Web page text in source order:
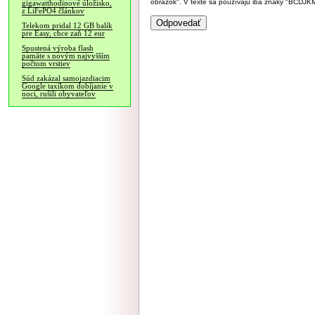
gigawatthodinové úložisko,
z LiFePO4 článkov
Telekom pridal 12 GB balík
pre Easy, chce zaň 12 eur
Spustená výroba flash
pamäte s novým najvyšším
počtom vrstiev
Súd zakázal samojazdiacim
Google taxíkom dobíjanie v
noci, rušili obyvateľov
obrázok". V texte sa používajú iba znaky